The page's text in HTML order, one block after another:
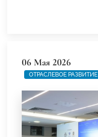
06 Мая 2026
ОТРАСЛЕВОЕ РАЗВИТИЕ